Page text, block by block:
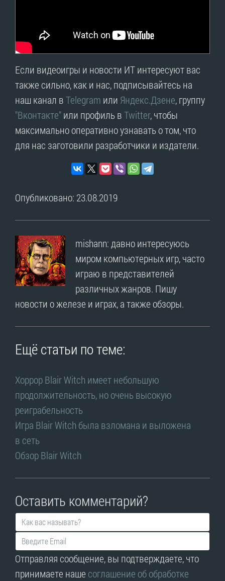
Если видеоигры и новости ИТ интересуют вас
также сильно, как и нас, подписывайтесь на
наш канал вTelegram или Яндекс.Дзене, группу
"Вконтакте"или профиль вTwitter, чтобы
максимально оперативно узнавать о том, что
для нас заготовили разработчики и издатели.
Опубликовано: 23.08.2019
mishann: давно интересуюсь
миром компьютерных игр, часто
играю в представителей
различных жанров. Пишу
новости о железе и играх, а также обзоры.
Ещё статьи по теме:
Хоррор Blair Witch имеет небольшую
продолжительность, но очень высокую
реиграбельность
Игра Blair Witch была взломана и выложена
в сеть
Обзор Blair Witch
Оставить комментарий?
Отправляя сообщение, вы подтверждаете, что
принимаете наше соглашение об обработке